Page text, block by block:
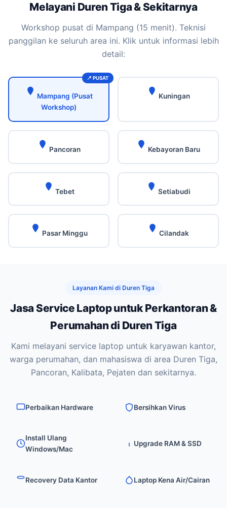
Melayani Duren Tiga & Sekitarnya
Workshop pusat di Mampang (15 menit). Teknisi
panggilan ke seluruh area ini. Klik untuk informasi lebih
detail:
Mampang (Pusat
Workshop)
Kuningan
Pancoran Kebayoran Baru
Tebet Setiabudi
Pasar Minggu Cilandak
Layanan Kami di Duren Tiga
Jasa Service Laptop untuk Perkantoran &
Perumahan di Duren Tiga
Kami melayani service laptop untuk karyawan kantor,
warga perumahan, dan mahasiswa di area Duren Tiga,
Pancoran, Kalibata, Pejaten dan sekitarnya.
Perbaikan Hardware Bersihkan Virus
Install Ulang
Windows/Mac
Upgrade RAM & SSD
Recovery Data Kantor Laptop Kena Air/Cairan